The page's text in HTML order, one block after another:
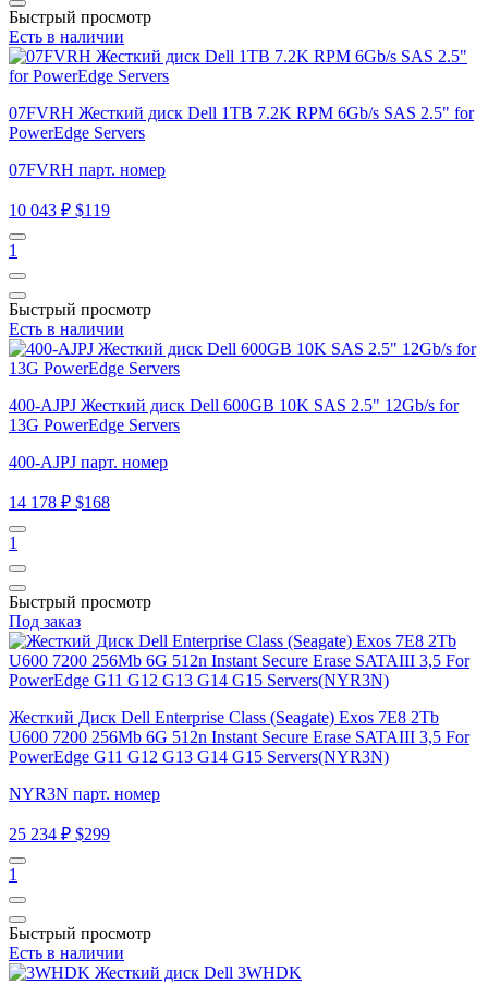
Быстрый просмотр
Есть в наличии
07FVRH Жесткий диск Dell 1TB 7.2K RPM 6Gb/s SAS 2.5" for
PowerEdge Servers
07FVRH парт. номер
10 043 ₽ $119
1
Быстрый просмотр
Есть в наличии
400-AJPJ Жесткий диск Dell 600GB 10K SAS 2.5" 12Gb/s for
13G PowerEdge Servers
400-AJPJ парт. номер
14 178 ₽ $168
1
Быстрый просмотр
Под заказ
Жесткий Диск Dell Enterprise Class (Seagate) Exos 7E8 2Tb
U600 7200 256Mb 6G 512n Instant Secure Erase SATAIII 3,5 For
PowerEdge G11 G12 G13 G14 G15 Servers(NYR3N)
NYR3N парт. номер
25 234 ₽ $299
1
Быстрый просмотр
Есть в наличии